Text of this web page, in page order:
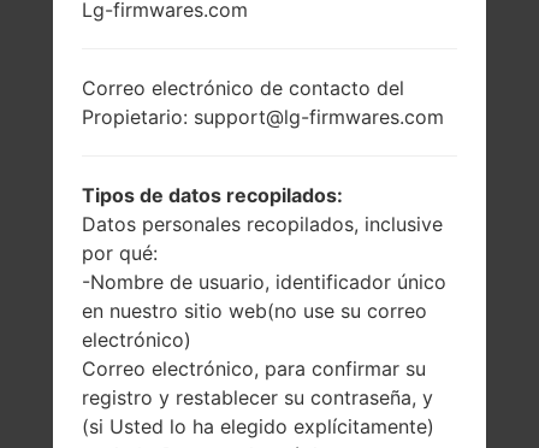
5.3 pulgadas
720 x 1280 píxeles
(~277 densidad de
píxeles por
142 gramos (5.01
onzas)
2300 mAh
2GB
Lg-firmwares.com
Correo electrónico de contacto del
Propietario: support@lg-firmwares.com
Tipos de datos recopilados:
Datos personales recopilados, inclusive
por qué:
-Nombre de usuario, identificador único
en nuestro sitio web(no use su correo
electrónico)
Correo electrónico, para confirmar su
registro y restablecer su contraseña, y
(si Usted lo ha elegido explícitamente)